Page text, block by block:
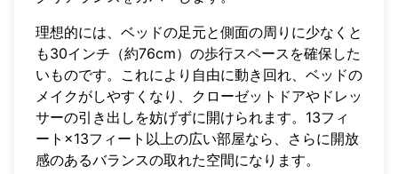
理想的には、ベッドの足元と側面の周りに少なくと
も30インチ（約76cm）の歩行スペースを確保した
いものです。これにより自由に動き回れ、ベッドの
メイクがしやすくなり、クローゼットドアやドレッ
サーの引き出しを妨げずに開けられます。13フィ
ート×13フィート以上の広い部屋なら、さらに開放
感のあるバランスの取れた空間になります。